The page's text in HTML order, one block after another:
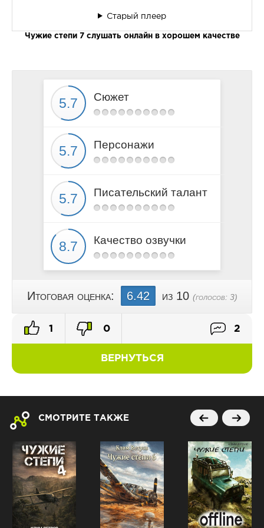
Старый плеер
Чужие степи 7 слушать онлайн в хорошем качестве
Сюжет
Персонажи
Писательский талант
Качество озвучки
Итоговая оценка: 6.42 из 10 (голосов: 3)
ВЕРНУТЬСЯ
1 0 2
СМОТРИТЕ ТАКЖЕ